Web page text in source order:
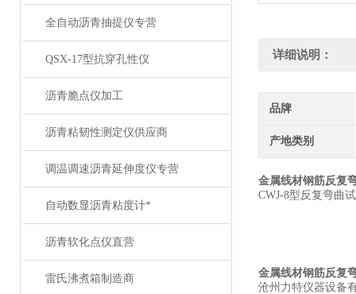
全自动沥青抽提仪专营
QSX-17型抗穿孔性仪
沥青脆点仪加工
沥青粘韧性测定仪供应商
调温调速沥青延伸度仪专营
自动数显沥青粘度计*
沥青软化点仪直营
雷氏沸煮箱制造商
详细说明：
品牌
产地类别
金属线材钢筋反复
CWJ-8型反复弯曲
金属线材钢筋反复
沧州力特仪器设备